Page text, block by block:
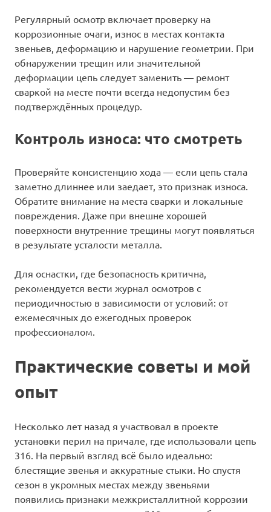
Регулярный осмотр включает проверку на
коррозионные очаги, износ в местах контакта
звеньев, деформацию и нарушение геометрии. При
обнаружении трещин или значительной
деформации цепь следует заменить — ремонт
сваркой на месте почти всегда недопустим без
подтверждённых процедур.
Контроль износа: что смотреть
Проверяйте консистенцию хода — если цепь стала
заметно длиннее или заедает, это признак износа.
Обратите внимание на места сварки и локальные
повреждения. Даже при внешне хорошей
поверхности внутренние трещины могут появляться
в результате усталости металла.
Для оснастки, где безопасность критична,
рекомендуется вести журнал осмотров с
периодичностью в зависимости от условий: от
ежемесячных до ежегодных проверок
профессионалом.
Практические советы и мой
опыт
Несколько лет назад я участвовал в проекте
установки перил на причале, где использовали цепь
316. На первый взгляд всё было идеально:
блестящие звенья и аккуратные стыки. Но спустя
сезон в укромных местах между звеньями
появились признаки межкристаллитной коррозии